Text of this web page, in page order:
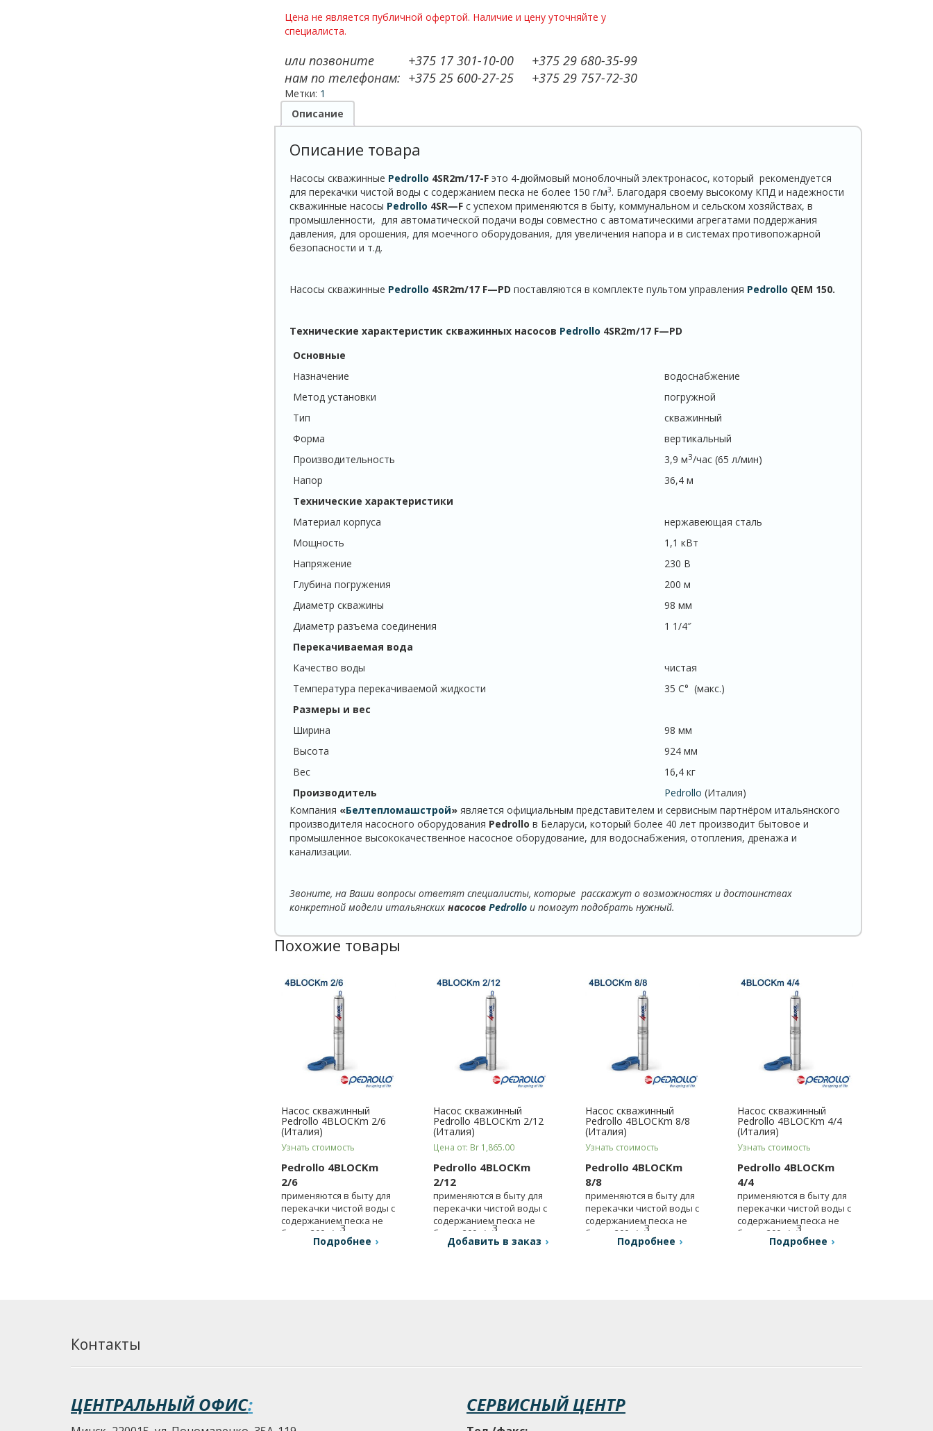
Цена не является публичной офертой. Наличие и цену уточняйте у
специалиста.
или позвоните
нам по телефонам:
+375 17 301-10-00
+375 25 600-27-25
+375 29 680-35-99
+375 29 757-72-30
Метки: 1
Описание
Описание товара
Насосы скважинные Pedrollo 4SR2m/17-Fэто 4-дюймовый моноблочный электронасос, который рекомендуется
для перекачки чистой воды с содержанием песка не более 150 г/м3. Благодаря своему высокому КПД и надежности
скважинные насосы Pedrollo 4SR—Fс успехом применяются в быту, коммунальном и сельском хозяйствах, в
промышленности, для автоматической подачи воды совместно с автоматическими агрегатами поддержания
давления, для орошения, для моечного оборудования, для увеличения напора и в системах противопожарной
безопасности и т.д.
Насосы скважинные Pedrollo 4SR2m/17 F—PD поставляются в комплекте пультом управления Pedrollo QEM 150.
Технические характеристик скважинных насосов Pedrollo 4SR2m/17 F—PD
Основные
Назначение
водоснабжение
Метод установки
погружной
Тип
скважинный
Форма
вертикальный
Производительность
3,9 мЗ/час (65 л/мин)
Напор
36,4 м
Технические характеристики
Материал корпуса
нержавеющая сталь
Мощность
1,1 кВт
Напряжение
230 В
Глубина погружения
200 м
Диаметр скважины
98 мм
Диаметр разъема соединения
1 1/4″
Перекачиваемая вода
Качество воды
чистая
Температура перекачиваемой жидкости
35 C° (макс.)
Размеры и вес
Ширина
98 мм
Высота
924 мм
Вес
16,4 кг
Производитель
Pedrollo (Италия)
Компания «Белтепломашстрой»является официальным представителем и сервисным партнёром итальянского
производителя насосного оборудования Pedrollo в Беларуси, который более 40 лет производит бытовое и
промышленное высококачественное насосное оборудование, для водоснабжения, отопления, дренажа и
канализации.
Звоните, на Ваши вопросы ответят специалисты, которые расскажут о возможностях и достоинствах
конкретной модели итальянских насосов Pedrollo и помогут подобрать нужный.
Похожие товары
Насос скважинный
Pedrollo 4BLOCKm 2/6
(Италия)
Узнать стоимость
Pedrollo 4BLOCKm
2/6
применяются в быту для
перекачки чистой воды с
содержанием песка не
более 200 г/м 3
Подробнее
Насос скважинный
Pedrollo 4BLOCKm 2/12
(Италия)
Цена от: Br 1,865.00
Pedrollo 4BLOCKm
2/12
применяются в быту для
перекачки чистой воды с
содержанием песка не
более 200 г/м 3
Добавить в заказ
Насос скважинный
Pedrollo 4BLOCKm 8/8
(Италия)
Узнать стоимость
Pedrollo 4BLOCKm
8/8
применяются в быту для
перекачки чистой воды с
содержанием песка не
более 200 г/м 3
Подробнее
Насос скважинный
Pedrollo 4BLOCKm 4/4
(Италия)
Узнать стоимость
Pedrollo 4BLOCKm
4/4
применяются в быту для
перекачки чистой воды с
содержанием песка не
более 200 г/м 3
Подробнее
Контакты
ЦЕНТРАЛЬНЫЙ ОФИС: СЕРВИСНЫЙ ЦЕНТР